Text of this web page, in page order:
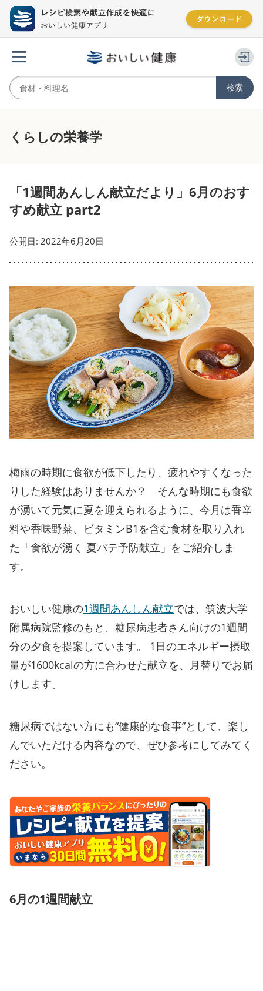
くらしの栄養学
「1週間あんしん献立だより」6月のおす
すめ献立 part2
公開日: 2022年6月20日
梅雨の時期に食欲が低下したり、疲れやすくなった
りした経験はありませんか？ そんな時期にも食欲
が湧いて元気に夏を迎えられるように、今月は香辛
料や香味野菜、ビタミンB1を含む食材を取り入れ
た「食欲が湧く 夏バテ予防献立」をご紹介しま
す。
おいしい健康の1週間あんしん献立では、筑波大学
附属病院監修のもと、糖尿病患者さん向けの1週間
分の夕食を提案しています。 1日のエネルギー摂取
量が1600kcalの方に合わせた献立を、月替りでお届
けします。
糖尿病ではない方にも“健康的な食事”として、楽し
んでいただける内容なので、ぜひ参考にしてみてく
ださい。
6月の1週間献立